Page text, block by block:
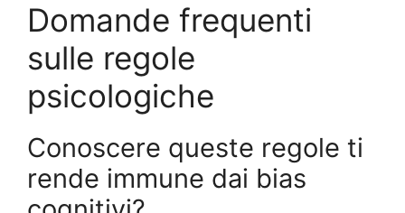
Domande frequenti
sulle regole
psicologiche
Conoscere queste regole ti
rende immune dai bias